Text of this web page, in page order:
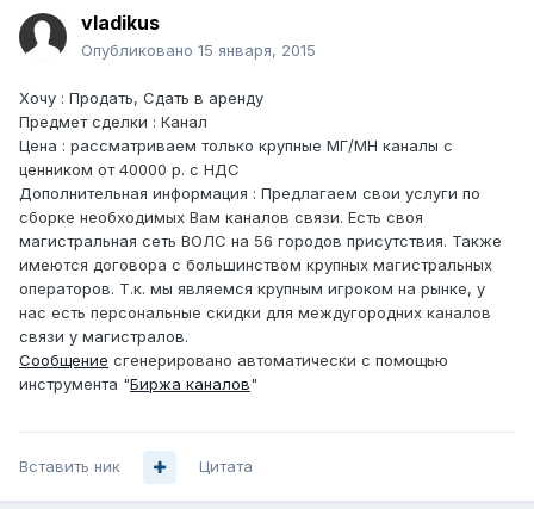
vladikus
Опубликовано 15 января, 2015
Хочу : Продать, Сдать в аренду
Предмет сделки : Канал
Цена : рассматриваем только крупные МГ/МН каналы с
ценником от 40000 р. с НДС
Дополнительная информация : Предлагаем свои услуги по
сборке необходимых Вам каналов связи. Есть своя
магистральная сеть ВОЛС на 56 городов присутствия. Также
имеются договора с большинством крупных магистральных
операторов. Т.к. мы являемся крупным игроком на рынке, у
нас есть персональные скидки для междугородних каналов
связи у магистралов.
Сообщение сгенерировано автоматически с помощью
инструмента "Биржа каналов"
Вставить ник Цитата